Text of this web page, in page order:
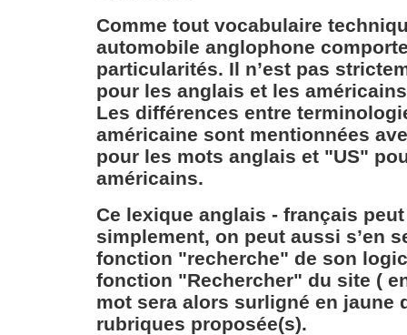
Comme tout vocabulaire
automobile anglophone
particularités. Il n’est pas
pour les anglais et les
Les différences entre
américaine sont mentionnées
pour les mots anglais et "US"
américains.
Ce lexique anglais - français
simplement, on peut aussi s’en
fonction "recherche" de son
fonction "Rechercher" du site (
mot sera alors surligné en jaune
rubriques proposée(s).